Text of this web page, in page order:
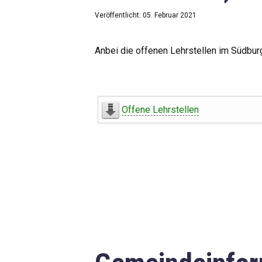
Veröffentlicht: 05. Februar 2021
Anbei die offenen Lehrstellen im
Offene Lehrstellen